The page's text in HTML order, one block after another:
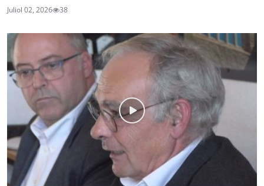
Juliol 02, 2026 38